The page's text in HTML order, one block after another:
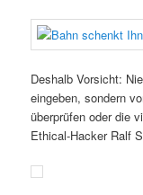
Deshalb Vorsicht:
eingeben, sondern
überprüfen oder die
Ethical-Hacker Ralf